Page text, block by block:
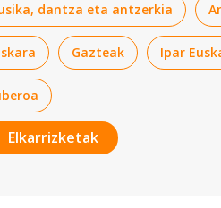
dantza eta antzerkia
Gazteak Ipar
Elkarrizketak